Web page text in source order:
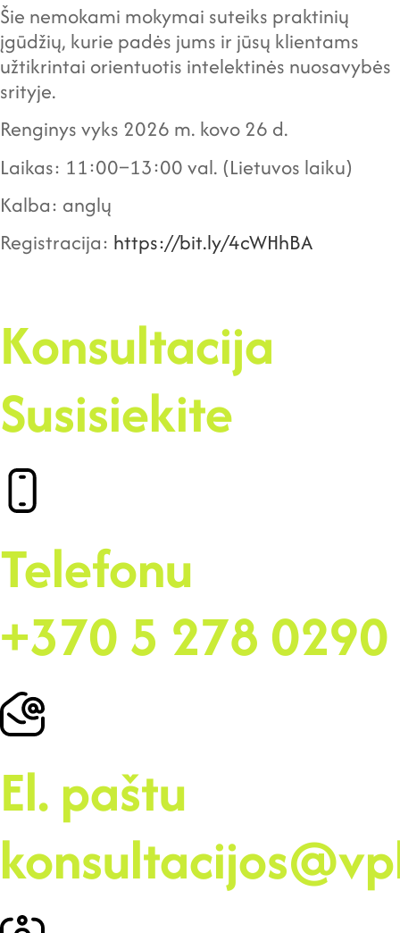
Šie nemokami mokymai suteiks praktinių
įgūdžių, kurie padės jums ir jūsų klientams
užtikrintai orientuotis intelektinės nuosavybės
srityje.
Renginys vyks 2026 m. kovo 26 d.
Laikas: 11:00–13:00 val. (Lietuvos laiku)
Kalba: anglų
Registracija: https://bit.ly/4cWHhBA
Konsultacija
Susisiekite
Telefonu
+370 5 278 0290
El. paštu